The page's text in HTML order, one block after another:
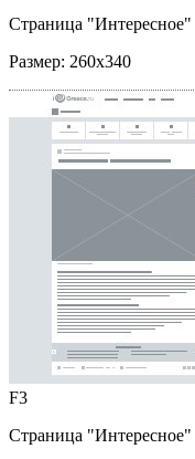
Страница "Интересное"
Размер: 260x340
F3
Страница "Интересное"